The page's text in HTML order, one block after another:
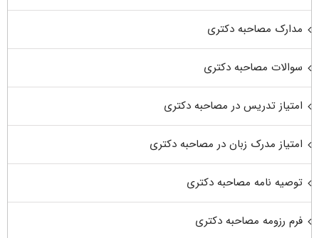
مدارک مصاحبه دکتری
سوالات مصاحبه دکتری
امتیاز تدریس در مصاحبه دکتری
امتیاز مدرک زبان در مصاحبه دکتری
توصیه نامه مصاحبه دکتری
فرم رزومه مصاحبه دکتری